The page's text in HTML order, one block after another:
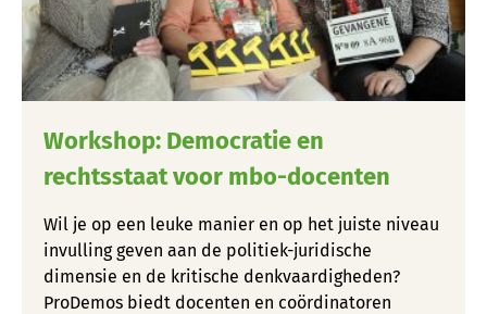
Workshop: Democratie en
rechtsstaat voor mbo-docenten
Wil je op een leuke manier en op het juiste niveau
invulling geven aan de politiek-juridische
dimensie en de kritische denkvaardigheden?
ProDemos biedt docenten en coördinatoren